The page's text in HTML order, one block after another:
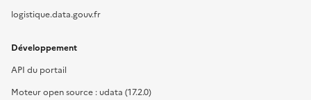
logistique.data.gouv.fr
Développement
API du portail
Moteur open source : udata (17.2.0)